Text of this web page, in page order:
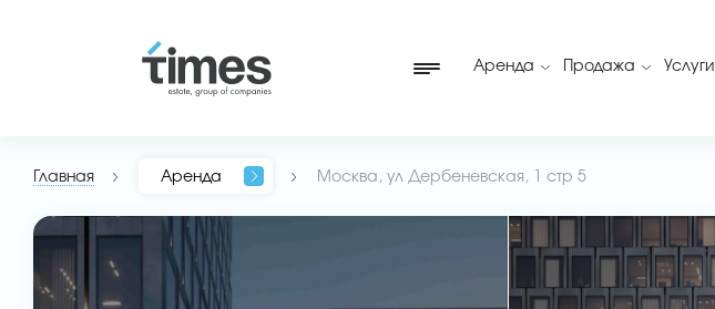
Аренда Продажа Услуги
Главная Аренда Москва, ул Дербеневская, 1 стр 5